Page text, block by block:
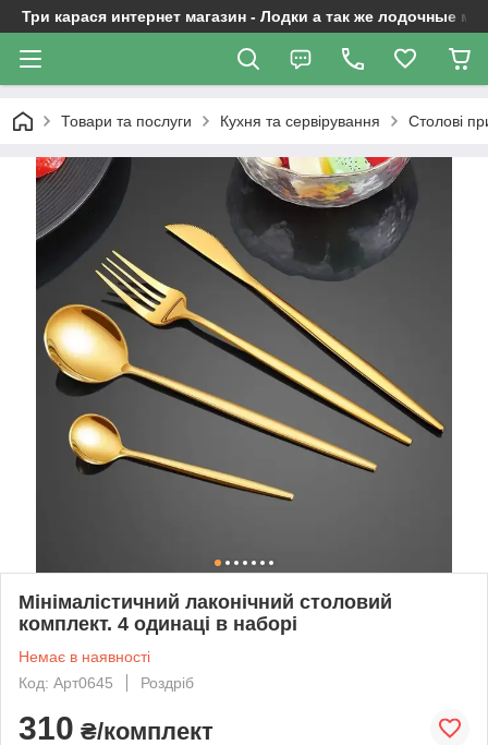
Три карася интернет магазин - Лодки а так же лодочные
Товари та послуги Кухня та сервірування Столові
Мінімалістичний лаконічний столовий
комплект. 4 одинаці в наборі
Немає в наявності
Код: Арт0645
Роздріб
310 ₴/комплект